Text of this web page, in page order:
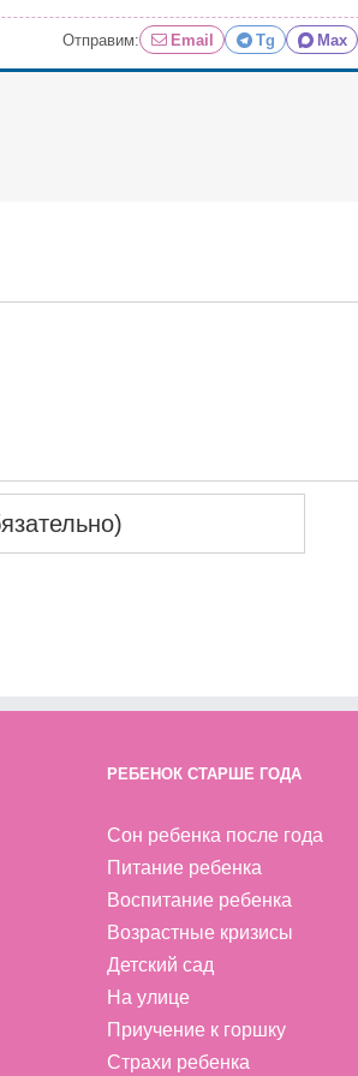
Отправим: Email Tg Max
РЕБЕНОК СТАРШЕ ГОДА
Сон ребенка после года
Питание ребенка
Воспитание ребенка
Возрастные кризисы
Детский сад
На улице
Приучение к горшку
Страхи ребенка